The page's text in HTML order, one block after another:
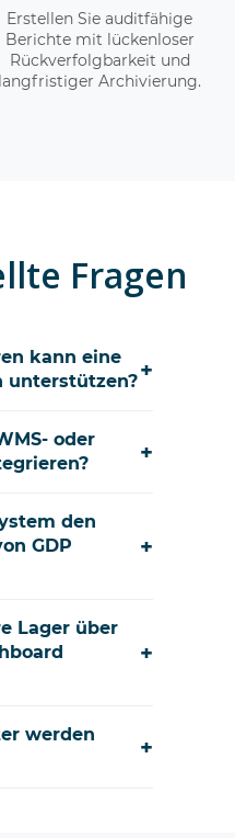
Erstellen Sie auditfähige
Berichte mit lückenloser
Rückverfolgbarkeit und
langfristiger Archivierung.
Fragen
kann eine
unterstützen?+
oder
+
den
GDP
+
Lager über
+
werden
+